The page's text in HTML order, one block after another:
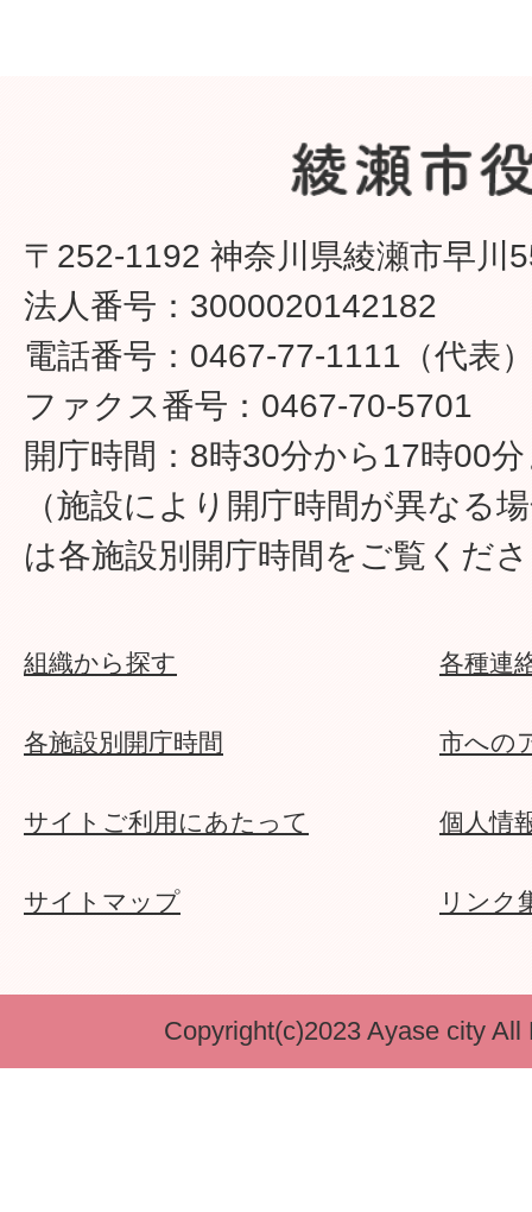
〒252-1192 神奈川県綾瀬市早川
法人番号：3000020142182
電話番号：0467-77-1111（代表
ファクス番号：0467-70-5701
開庁時間：8時30分から17時00
（施設により開庁時間が異なる
は各施設別開庁時間をご覧くだ
組織から探す 各種連
各施設別開庁時間 市への
サイトご利用にあたって 個人情
サイトマップ リンク
Copyright(c)2023 Ayase city